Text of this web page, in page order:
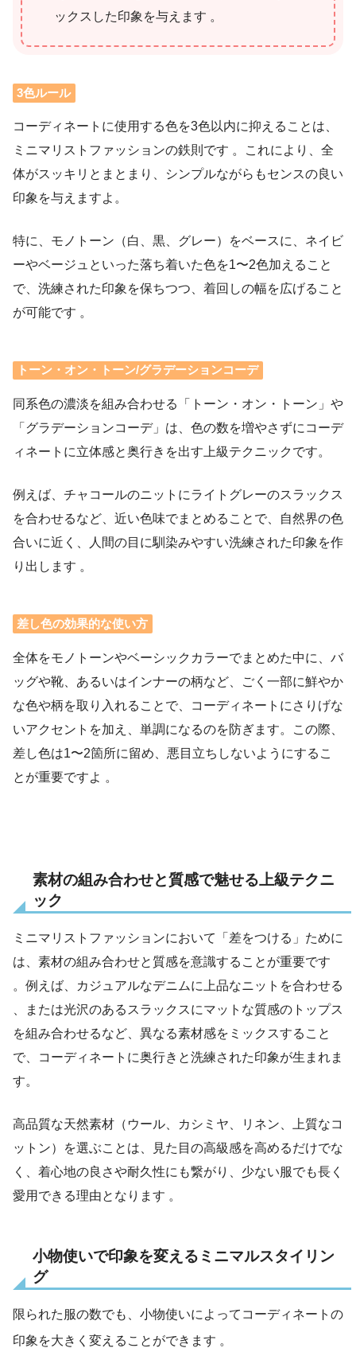
ックスした印象を与えます 。
3色ルール
コーディネートに使用する色を3色以内に抑えることは、
ミニマリストファッションの鉄則です 。これにより、全
体がスッキリとまとまり、シンプルながらもセンスの良い
印象を与えますよ。
特に、モノトーン（白、黒、グレー）をベースに、ネイビ
ーやベージュといった落ち着いた色を1〜2色加えること
で、洗練された印象を保ちつつ、着回しの幅を広げること
が可能です 。
トーン・オン・トーン/グラデーションコーデ
同系色の濃淡を組み合わせる「トーン・オン・トーン」や
「グラデーションコーデ」は、色の数を増やさずにコーデ
ィネートに立体感と奥行きを出す上級テクニックです。
例えば、チャコールのニットにライトグレーのスラックス
を合わせるなど、近い色味でまとめることで、自然界の色
合いに近く、人間の目に馴染みやすい洗練された印象を作
り出します 。
差し色の効果的な使い方
全体をモノトーンやベーシックカラーでまとめた中に、バ
ッグや靴、あるいはインナーの柄など、ごく一部に鮮やか
な色や柄を取り入れることで、コーディネートにさりげな
いアクセントを加え、単調になるのを防ぎます。この際、
差し色は1〜2箇所に留め、悪目立ちしないようにするこ
とが重要ですよ 。
素材の組み合わせと質感で魅せる上級テクニ
ック
ミニマリストファッションにおいて「差をつける」ために
は、素材の組み合わせと質感を意識することが重要です
。例えば、カジュアルなデニムに上品なニットを合わせる
、または光沢のあるスラックスにマットな質感のトップス
を組み合わせるなど、異なる素材感をミックスすること
で、コーディネートに奥行きと洗練された印象が生まれま
す。
高品質な天然素材（ウール、カシミヤ、リネン、上質なコ
ットン）を選ぶことは、見た目の高級感を高めるだけでな
く、着心地の良さや耐久性にも繋がり、少ない服でも長く
愛用できる理由となります 。
小物使いで印象を変えるミニマルスタイリン
グ
限られた服の数でも、小物使いによってコーディネートの
印象を大きく変えることができます 。